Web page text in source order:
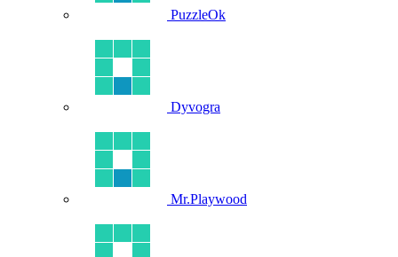
PuzzleOk
Dyvogra
Mr.Playwood